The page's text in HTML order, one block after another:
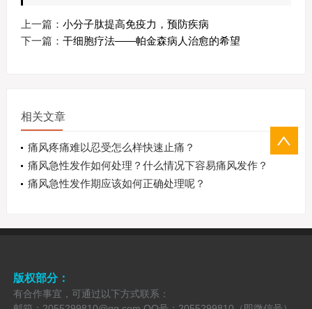
上一篇： 小分子肽提高免疫力，预防疾病
下一篇： 干细胞疗法——帕金森病人治愈的希望
相关文章
痛风疼痛难以忍受怎么样快速止痛？
痛风急性发作如何处理？什么情况下容易痛风发作？
痛风急性发作期应该如何正确处理呢？
版权部分：
有合作事宜，可通过以下方式联系：